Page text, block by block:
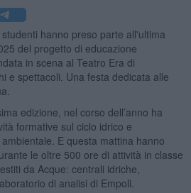
hanno preso parte all'ultima
del progetto di educazione
in scena al Teatro Era di
e spettacoli. Una festa dedicata alle
edizione, nel corso dell’anno ha
formative sul ciclo idrico e
E questa mattina hanno
le oltre 500 ore di attività in classe
da Acque: centrali idriche,
di analisi di Empoli.